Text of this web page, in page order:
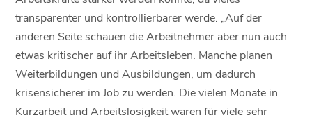
transparenter und kontrollierbarer werde. „Auf der
anderen Seite schauen die Arbeitnehmer aber nun auch
etwas kritischer auf ihr Arbeitsleben. Manche planen
Weiterbildungen und Ausbildungen, um dadurch
krisensicherer im Job zu werden. Die vielen Monate in
Kurzarbeit und Arbeitslosigkeit waren für viele sehr